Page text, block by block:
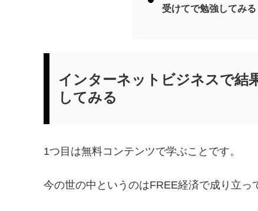
受けてで勉強してみる
インターネットビジネスで結
してみる
1つ目は無料コンテンツで学ぶことです。
今の世の中というのはFREE経済で成り立っ